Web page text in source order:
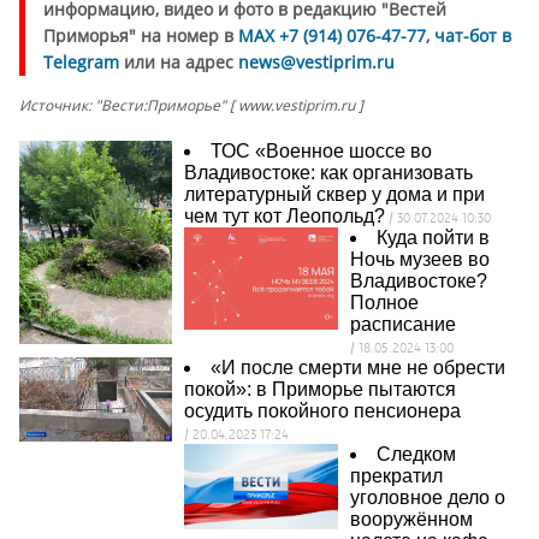
информацию, видео и фото в редакцию "Вестей
Приморья" на номер в MAX +7 (914) 076-47-77, чат-бот в
Telegram или на адрес news@vestiprim.ru
Источник: "Вести:Приморье" [ www.vestiprim.ru ]
ТОС «Военное шоссе во
Владивостоке: как организовать
литературный сквер у дома и при
чем тут кот Леопольд? / 30.07.2024 10:30
Куда пойти в
Ночь музеев во
Владивостоке?
Полное
расписание
/ 18.05.2024 13:00
«И после смерти мне не обрести
покой»: в Приморье пытаются
осудить покойного пенсионера
/ 20.04.2023 17:24
Следком
прекратил
уголовное дело о
вооружённом